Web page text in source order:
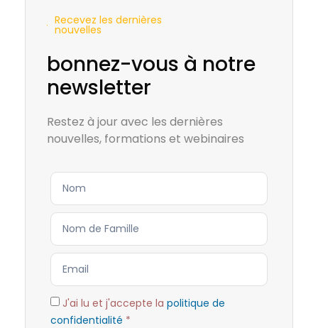
Recevez les dernières
nouvelles
bonnez-vous à notre
newsletter
Restez à jour avec les dernières
nouvelles, formations et webinaires
J'ai lu et j'accepte la politique de
confidentialité *